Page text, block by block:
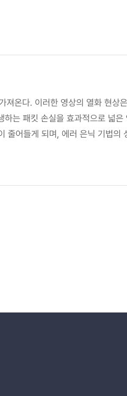
져온다. 이러한 영상의 열화 현상
는 패킷 손실을 효과적으로 넓은
어들게 되며, 에러 은닉 기법의